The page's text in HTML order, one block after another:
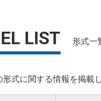
LIST 形式一
形式に関する情報を掲載